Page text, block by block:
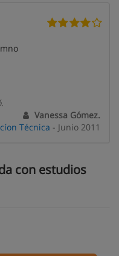
Vanessa Gómez.
Técnica - Junio 2011
con estudios